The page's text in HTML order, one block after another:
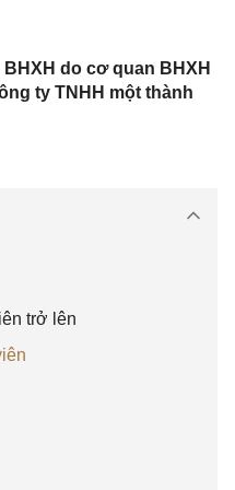
Thẻ căn cước:
đình (đã cấp):
.……………………. [12].
chữa bệnh ban đầu:
đổi, yêu cầu:
do cơ quan BHXH
ty TNHH một thành
trở lên